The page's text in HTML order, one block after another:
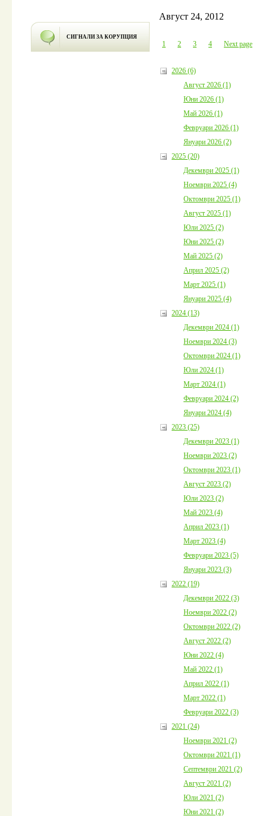
СИГНАЛИ ЗА КОРУПЦИЯ
Август 24, 2012
1 2 3 4 Next page
2026 (6)
Август 2026 (1)
Юни 2026 (1)
Май 2026 (1)
Февруари 2026 (1)
Януари 2026 (2)
2025 (20)
Декември 2025 (1)
Ноември 2025 (4)
Октомври 2025 (1)
Август 2025 (1)
Юли 2025 (2)
Юни 2025 (2)
Май 2025 (2)
Април 2025 (2)
Март 2025 (1)
Януари 2025 (4)
2024 (13)
Декември 2024 (1)
Ноември 2024 (3)
Октомври 2024 (1)
Юли 2024 (1)
Март 2024 (1)
Февруари 2024 (2)
Януари 2024 (4)
2023 (25)
Декември 2023 (1)
Ноември 2023 (2)
Октомври 2023 (1)
Август 2023 (2)
Юли 2023 (2)
Май 2023 (4)
Април 2023 (1)
Март 2023 (4)
Февруари 2023 (5)
Януари 2023 (3)
2022 (19)
Декември 2022 (3)
Ноември 2022 (2)
Октомври 2022 (2)
Август 2022 (2)
Юни 2022 (4)
Май 2022 (1)
Април 2022 (1)
Март 2022 (1)
Февруари 2022 (3)
2021 (24)
Ноември 2021 (2)
Октомври 2021 (1)
Септември 2021 (2)
Август 2021 (2)
Юли 2021 (2)
Юни 2021 (2)